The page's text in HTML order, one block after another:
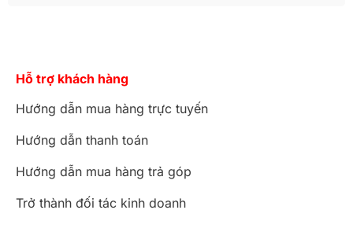
Hỗ trợ khách hàng
Hướng dẫn mua hàng trực tuyến
Hướng dẫn thanh toán
Hướng dẫn mua hàng trả góp
Trở thành đối tác kinh doanh